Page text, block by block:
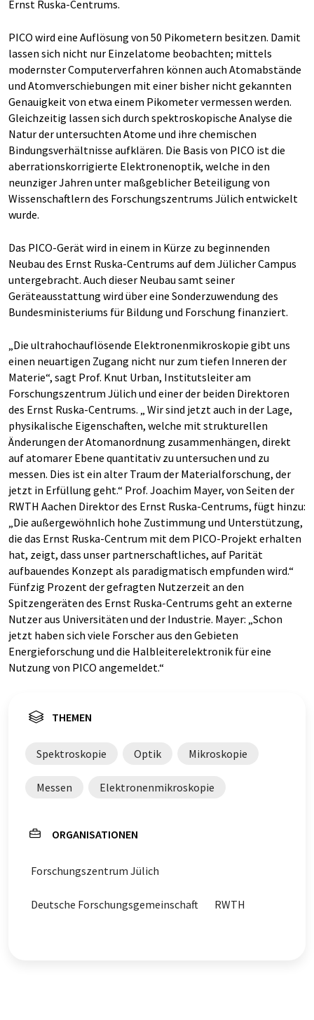
Ernst Ruska-Centrums.
PICO wird eine Auflösung von 50 Pikometern besitzen. Damit
lassen sich nicht nur Einzelatome beobachten; mittels
modernster Computerverfahren können auch Atomabstände
und Atomverschiebungen mit einer bisher nicht gekannten
Genauigkeit von etwa einem Pikometer vermessen werden.
Gleichzeitig lassen sich durch spektroskopische Analyse die
Natur der untersuchten Atome und ihre chemischen
Bindungsverhältnisse aufklären. Die Basis von PICO ist die
aberrationskorrigierte Elektronenoptik, welche in den
neunziger Jahren unter maßgeblicher Beteiligung von
Wissenschaftlern des Forschungszentrums Jülich entwickelt
wurde.
Das PICO-Gerät wird in einem in Kürze zu beginnenden
Neubau des Ernst Ruska-Centrums auf dem Jülicher Campus
untergebracht. Auch dieser Neubau samt seiner
Geräteausstattung wird über eine Sonderzuwendung des
Bundesministeriums für Bildung und Forschung finanziert.
„Die ultrahochauflösende Elektronenmikroskopie gibt uns
einen neuartigen Zugang nicht nur zum tiefen Inneren der
Materie“, sagt Prof. Knut Urban, Institutsleiter am
Forschungszentrum Jülich und einer der beiden Direktoren
des Ernst Ruska-Centrums. „ Wir sind jetzt auch in der Lage,
physikalische Eigenschaften, welche mit strukturellen
Änderungen der Atomanordnung zusammenhängen, direkt
auf atomarer Ebene quantitativ zu untersuchen und zu
messen. Dies ist ein alter Traum der Materialforschung, der
jetzt in Erfüllung geht.“ Prof. Joachim Mayer, von Seiten der
RWTH Aachen Direktor des Ernst Ruska-Centrums, fügt hinzu:
„Die außergewöhnlich hohe Zustimmung und Unterstützung,
die das Ernst Ruska-Centrum mit dem PICO-Projekt erhalten
hat, zeigt, dass unser partnerschaftliches, auf Parität
aufbauendes Konzept als paradigmatisch empfunden wird.“
Fünfzig Prozent der gefragten Nutzerzeit an den
Spitzengeräten des Ernst Ruska-Centrums geht an externe
Nutzer aus Universitäten und der Industrie. Mayer: „Schon
jetzt haben sich viele Forscher aus den Gebieten
Energieforschung und die Halbleiterelektronik für eine
Nutzung von PICO angemeldet.“
THEMEN
Spektroskopie Optik Mikroskopie
Messen Elektronenmikroskopie
ORGANISATIONEN
Forschungszentrum Jülich
Deutsche Forschungsgemeinschaft RWTH